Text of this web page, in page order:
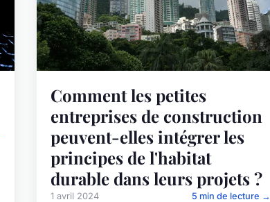
Comment les petites
entreprises de construction
peuvent-elles intégrer les
principes de l'habitat
durable dans leurs projets ?
1 avril 2024 5 min de lecture →